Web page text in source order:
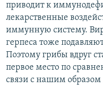
приводит к
лекарственные
иммунную систему.
герпеса тоже
Поэтому грибы вдруг
первое место по
связи с нашим